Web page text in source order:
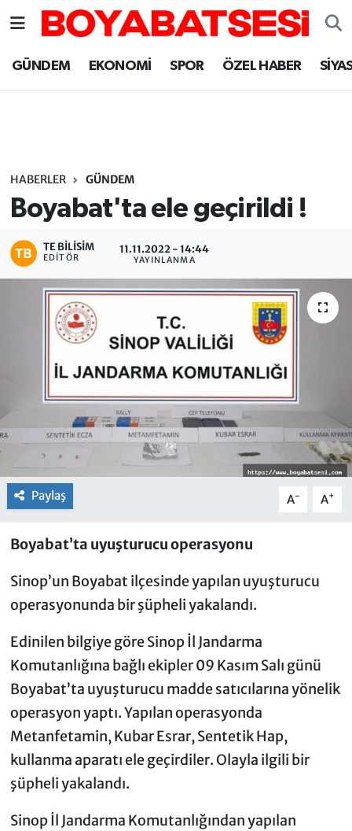
GÜNDEM EKONOMİ SPOR ÖZEL HABER
HABERLER GÜNDEM
Boyabat'ta ele geçirildi !
TE BILISIM
EDITÖR
11.11.2022 - 14:44
YAYINLANMA
Paylaş A- A+
Boyabat’ta uyuşturucu operasyonu
Sinop’un Boyabat ilçesinde yapılan uyuşturucu
operasyonunda bir şüpheli yakalandı.
Edinilen bilgiye göre Sinop İl Jandarma
Komutanlığına bağlı ekipler 09 Kasım Salı günü
Boyabat’ta uyuşturucu madde satıcılarına yönelik
operasyon yaptı. Yapılan operasyonda
Metanfetamin, Kubar Esrar, Sentetik Hap,
kullanma aparatı ele geçirdiler. Olayla ilgili bir
şüpheli yakalandı.
Sinop İl Jandarma Komutanlığından yapılan
Sinop Nöbetçi Eczaneler
Sinop Trafik Yoğunluk Haritası
Süper Lig Puan Durumu ve Fikstür
Tüm Manşetler
Son Dakika Haberleri
Haber Arşivi